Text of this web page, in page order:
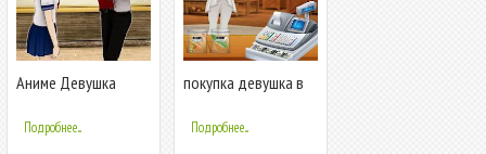
Аниме Девушка
Подробнее...
покупка девушка в
Подробнее...